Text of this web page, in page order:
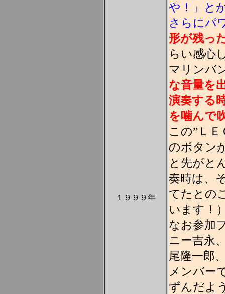
１９９９年
や！」と
さらにパ
形が残っ
らい感心
マリンバ
な音量を
演奏する
を噛んで
この”Ｌ
のボタン
と先がと
奏時は、
てたとの
います！
なお参加
ニー吉永
尾隆一郎
メンバー
ずんだよ